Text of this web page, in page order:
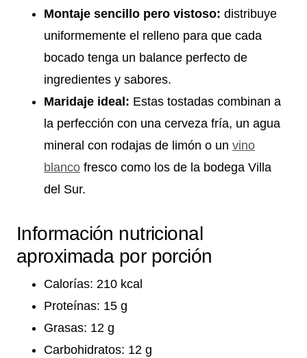
Montaje sencillo pero vistoso: distribuye
uniformemente el relleno para que cada
bocado tenga un balance perfecto de
ingredientes y sabores.
Maridaje ideal: Estas tostadas combinan a
la perfección con una cerveza fría, un agua
mineral con rodajas de limón o un vino
blanco fresco como los de la bodega Villa
del Sur.
Información nutricional
aproximada por porción
Calorías: 210 kcal
Proteínas: 15 g
Grasas: 12 g
Carbohidratos: 12 g